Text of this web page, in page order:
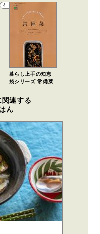
4
暮らし上手の知恵
袋シリーズ 常備菜
関連する
ん